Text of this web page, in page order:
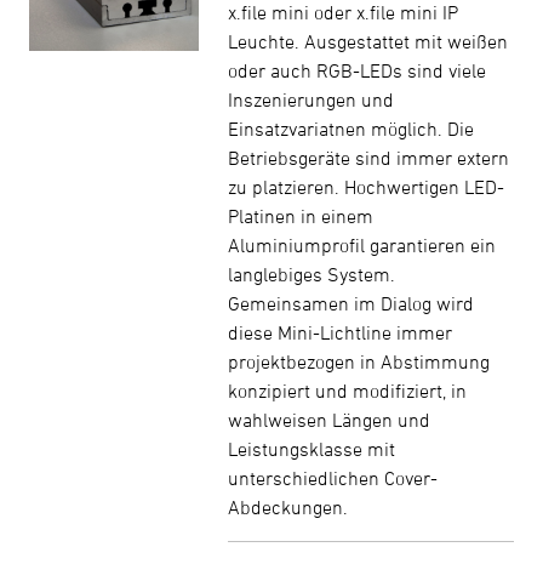
x.file mini oder x.file mini IP
Leuchte. Ausgestattet mit weißen
oder auch RGB-LEDs sind viele
Inszenierungen und
Einsatzvariatnen möglich. Die
Betriebsgeräte sind immer extern
zu platzieren. Hochwertigen LED-
Platinen in einem
Aluminiumprofil garantieren ein
langlebiges System.
Gemeinsamen im Dialog wird
diese Mini-Lichtline immer
projektbezogen in Abstimmung
konzipiert und modifiziert, in
wahlweisen Längen und
Leistungsklasse mit
unterschiedlichen Cover-
Abdeckungen.